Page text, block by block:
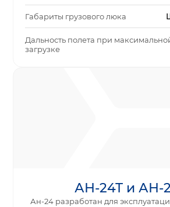
Габариты грузового люка
Дальность полета при
загрузке
АН-24Т и АН-
Ан-24 разработан для